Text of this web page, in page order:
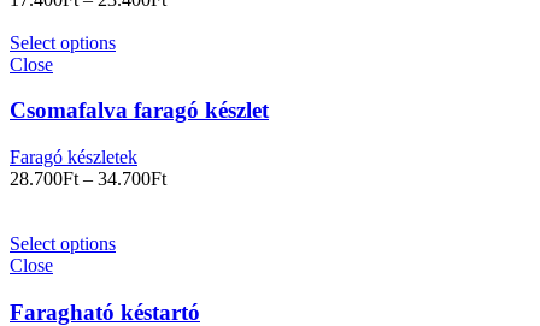
Select options
Close
Csomafalva faragó készlet
Faragó készletek
28.700Ft – 34.700Ft
Select options
Close
Faragható késtartó